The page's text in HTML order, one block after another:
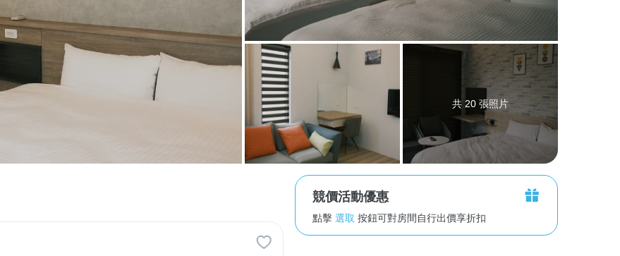
共 20 張照片
競價活動優惠
點擊 選取 按鈕可對房間自行出價享折扣